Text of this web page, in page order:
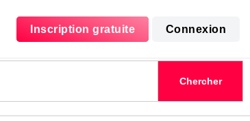
Inscription gratuite Connexion